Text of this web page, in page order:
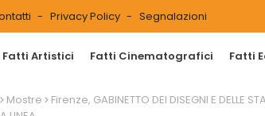
Privacy Policy Segnalazioni
Fatti Artistici Fatti Cinematografici Fatti
Mostre
Firenze, GABINETTO DEI DISEGNI E DELLE